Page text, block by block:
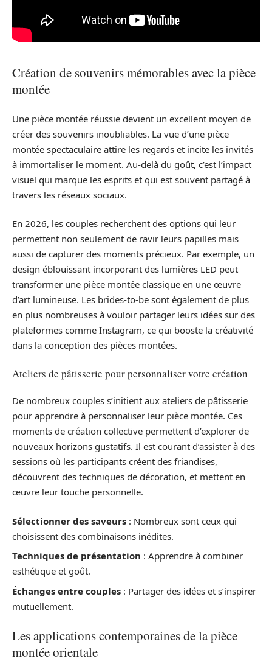
Création de souvenirs mémorables avec la pièce
montée
Une pièce montée réussie devient un excellent moyen de
créer des souvenirs inoubliables. La vue d’une pièce
montée spectaculaire attire les regards et incite les invités
à immortaliser le moment. Au-delà du goût, c’est l’impact
visuel qui marque les esprits et qui est souvent partagé à
travers les réseaux sociaux.
En 2026, les couples recherchent des options qui leur
permettent non seulement de ravir leurs papilles mais
aussi de capturer des moments précieux. Par exemple, un
design éblouissant incorporant des lumières LED peut
transformer une pièce montée classique en une œuvre
d’art lumineuse. Les brides-to-be sont également de plus
en plus nombreuses à vouloir partager leurs idées sur des
plateformes comme Instagram, ce qui booste la créativité
dans la conception des pièces montées.
Ateliers de pâtisserie pour personnaliser votre création
De nombreux couples s’initient aux ateliers de pâtisserie
pour apprendre à personnaliser leur pièce montée. Ces
moments de création collective permettent d’explorer de
nouveaux horizons gustatifs. Il est courant d’assister à des
sessions où les participants créent des friandises,
découvrent des techniques de décoration, et mettent en
œuvre leur touche personnelle.
Sélectionner des saveurs : Nombreux sont ceux qui
choisissent des combinaisons inédites.
Techniques de présentation : Apprendre à combiner
esthétique et goût.
Échanges entre couples : Partager des idées et s’inspirer
mutuellement.
Les applications contemporaines de la pièce
montée orientale